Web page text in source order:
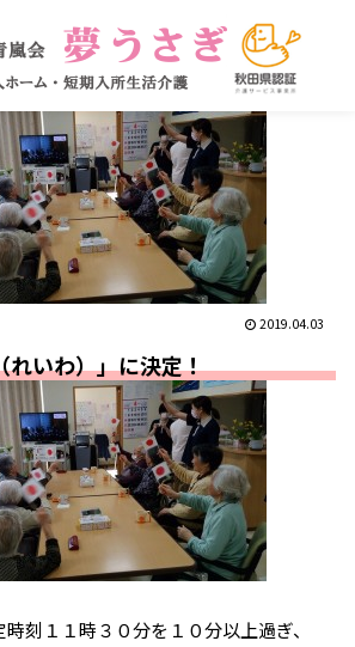
2019.04.03
れいわ）」に決定！
刻１１時３０分を１０分以上過ぎ、